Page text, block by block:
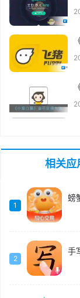
相关应
1
螃
2
手